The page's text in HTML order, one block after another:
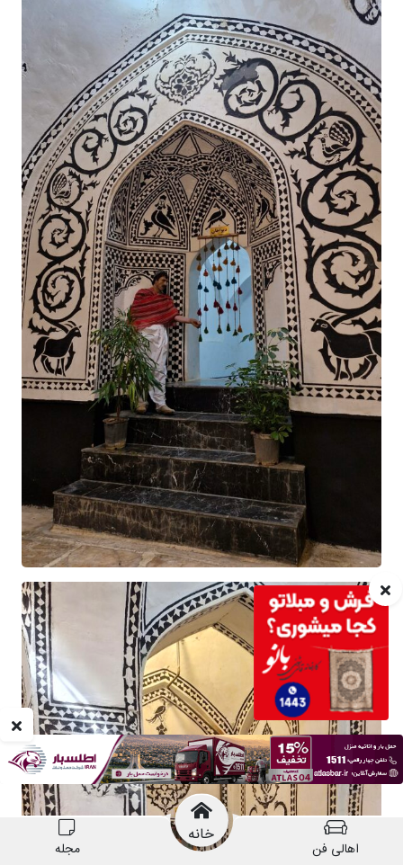
مجله
خانه
اهالی فن